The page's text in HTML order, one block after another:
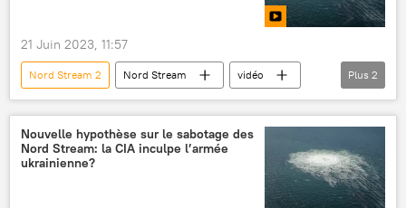
21 Juin 2023, 11:57
Nord Stream 2 Nord Stream
vidéo
explosion
Sabotage des gazoducs Nord Stream
Plus 2
Nouvelle hypothèse sur le sabotage des
Nord Stream: la CIA inculpe l’armée
ukrainienne?